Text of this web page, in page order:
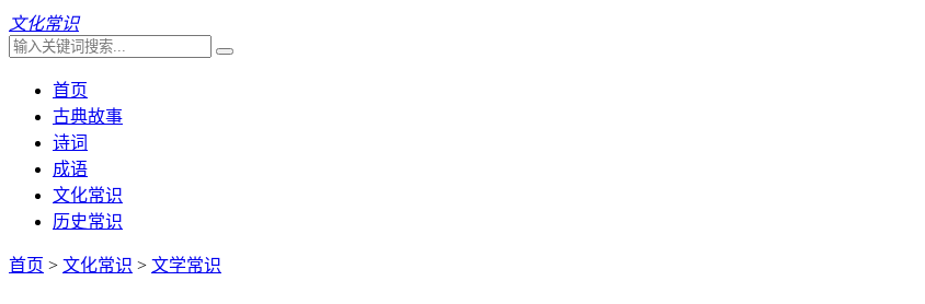
文化常识
首页
古典故事
诗词
成语
文化常识
历史常识
首页 > 文化常识 > 文学常识